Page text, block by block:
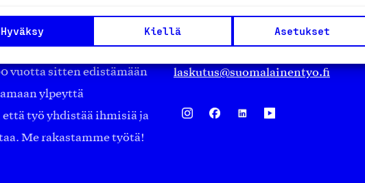
Hyväksy Kiellä Asetukset
työmarkkinajärjestöistä
suomalaisen
kansainvälisiin
vuotta sitten edistämään
ylpeyttä
työ yhdistää ihmisiä ja
Me rakastamme työtä!
Finland
asiakaspalvelu@suomalainentyo.fi
laskutus@suomalainentyo.fi